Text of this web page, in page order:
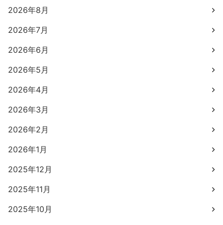
2026年8月
2026年7月
2026年6月
2026年5月
2026年4月
2026年3月
2026年2月
2026年1月
2025年12月
2025年11月
2025年10月